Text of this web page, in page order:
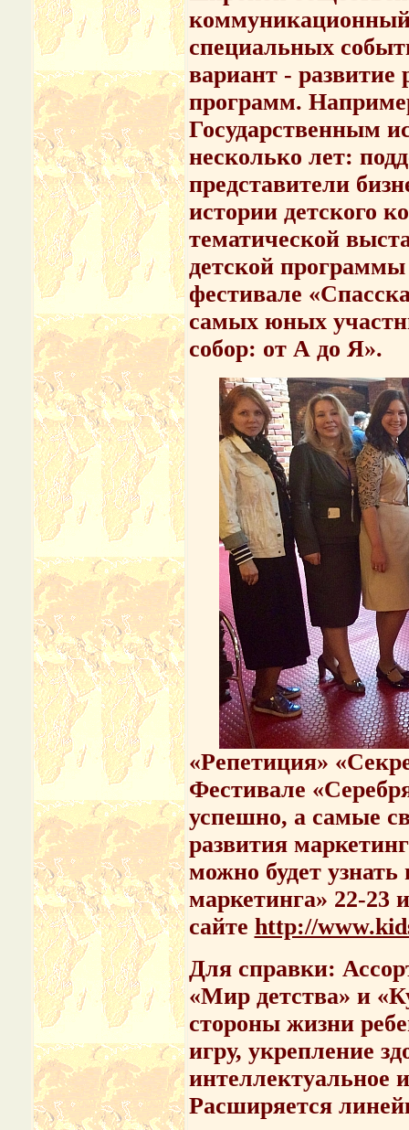
коммуникационный
специальных
вариант -
программ.
Государственным
несколько лет:
представители
истории детского
тематической
детской
фестивале
самых юных
собор: от А до Я».
«Репетиция»
Фестивале
успешно, а самые
развития
можно будет
маркетинга» 22-23
сайте http://
Для справки:
«Мир детства» и
стороны жизни
игру, укрепление
интеллектуальное
Расширяется